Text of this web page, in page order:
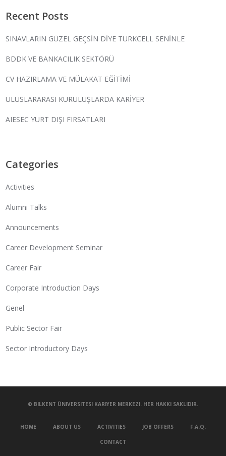
Recent Posts
SINAVLARIN GÜZEL GEÇSİN DİYE TURKCELL SENİNLE
BDDK VE BANKACILIK SEKTÖRÜ
CV HAZIRLAMA VE MÜLAKAT EĞİTİMİ
ULUSLARARASI KURULUŞLARDA KARİYER
AIESEC YURT DIŞI FIRSATLARI
Categories
Activities
Alumni Talks
Announcements
Career Development Seminar
Career Fair
Corporate Introduction Days
Genel
Public Sector Fair
Sector Introductory Days
© BILKENT ÜNIVERSITESI KARIYER MERKEZI. HER HAKKI SAKLIDIR.
HOME ABOUT US ACTIVITIES JOB OFFERS F.A.Q.
CONTACT